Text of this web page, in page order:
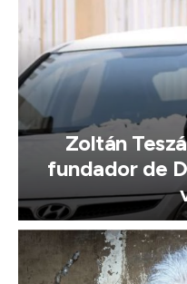
Zoltán
fundador de